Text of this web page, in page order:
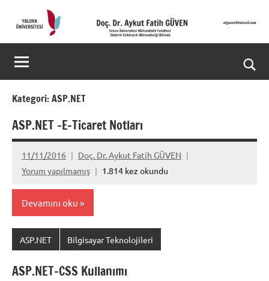
Doç.
Dr.
Aykut
Fatih
GÜVEN-
World's
top
2%
scientists
2025
Web
Sitesi
Kategori:ASP.NET
ASP.NET -E-Ticaret Notları
11/11/2016
Doç. Dr. Aykut Fatih GÜVEN
Yorum yapılmamış
1.814 kez okundu
Devamını oku
ASP.NET Bilgisayar Teknolojileri
ASP.NET-CSS Kullanımı